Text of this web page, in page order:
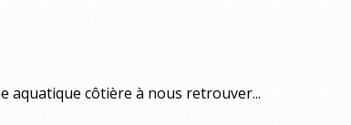
aquatique côtière à nous retrouver...